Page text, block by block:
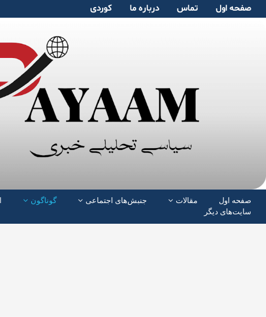
صفحە اول تماس دربارە ما کوردی
صفحە اول مقالات جنبش‌های اجتماعی گوناگون
سایت‌های دیگر